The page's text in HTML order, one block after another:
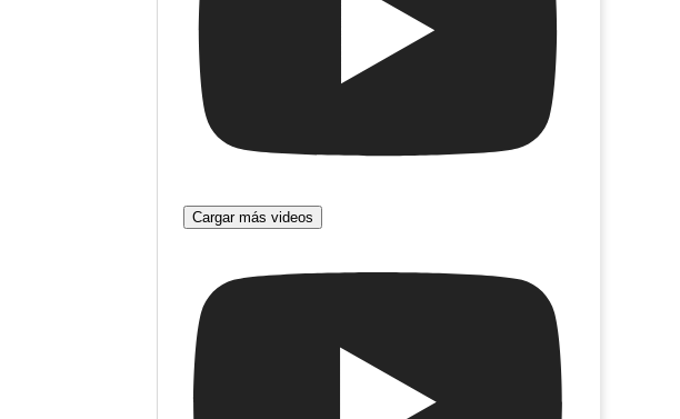
Cargar más videos